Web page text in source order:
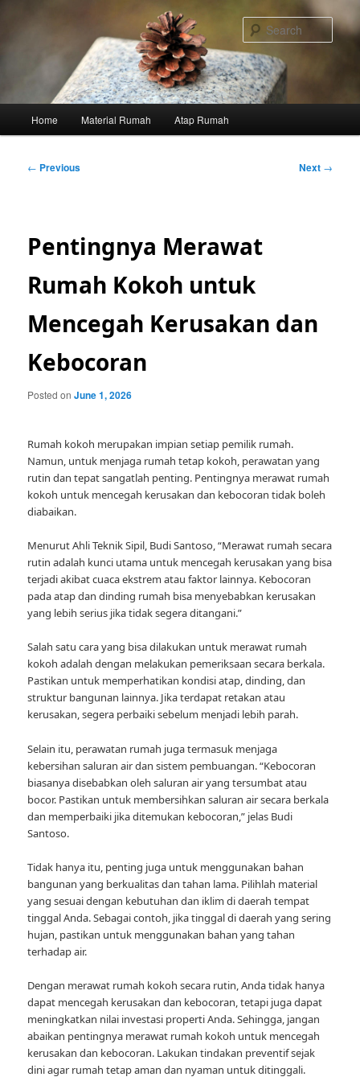
Home Material Rumah Atap Rumah
Post
← Previous Next →
Pentingnya Merawat
Rumah Kokoh untuk
Mencegah Kerusakan dan
Kebocoran
Posted onJune 1, 2026
Rumah kokoh merupakan impian setiap pemilik rumah.
Namun, untuk menjaga rumah tetap kokoh, perawatan yang
rutin dan tepat sangatlah penting. Pentingnya merawat rumah
kokoh untuk mencegah kerusakan dan kebocoran tidak boleh
diabaikan.
Menurut Ahli Teknik Sipil, Budi Santoso, “Merawat rumah secara
rutin adalah kunci utama untuk mencegah kerusakan yang bisa
terjadi akibat cuaca ekstrem atau faktor lainnya. Kebocoran
pada atap dan dinding rumah bisa menyebabkan kerusakan
yang lebih serius jika tidak segera ditangani.”
Salah satu cara yang bisa dilakukan untuk merawat rumah
kokoh adalah dengan melakukan pemeriksaan secara berkala.
Pastikan untuk memperhatikan kondisi atap, dinding, dan
struktur bangunan lainnya. Jika terdapat retakan atau
kerusakan, segera perbaiki sebelum menjadi lebih parah.
Selain itu, perawatan rumah juga termasuk menjaga
kebersihan saluran air dan sistem pembuangan. “Kebocoran
biasanya disebabkan oleh saluran air yang tersumbat atau
bocor. Pastikan untuk membersihkan saluran air secara berkala
dan memperbaiki jika ditemukan kebocoran,” jelas Budi
Santoso.
Tidak hanya itu, penting juga untuk menggunakan bahan
bangunan yang berkualitas dan tahan lama. Pilihlah material
yang sesuai dengan kebutuhan dan iklim di daerah tempat
tinggal Anda. Sebagai contoh, jika tinggal di daerah yang sering
hujan, pastikan untuk menggunakan bahan yang tahan
terhadap air.
Dengan merawat rumah kokoh secara rutin, Anda tidak hanya
dapat mencegah kerusakan dan kebocoran, tetapi juga dapat
meningkatkan nilai investasi properti Anda. Sehingga, jangan
abaikan pentingnya merawat rumah kokoh untuk mencegah
kerusakan dan kebocoran. Lakukan tindakan preventif sejak
dini agar rumah tetap aman dan nyaman untuk ditinggali.